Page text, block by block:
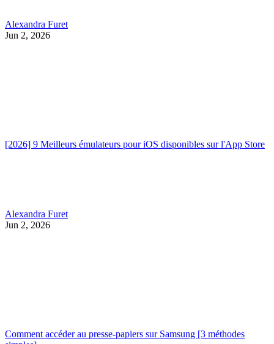
Alexandra Furet
Jun 2, 2026
[2026] 9 Meilleurs émulateurs pour iOS disponibles sur l'App Store
Alexandra Furet
Jun 2, 2026
Comment accéder au presse-papiers sur Samsung [3 méthodes